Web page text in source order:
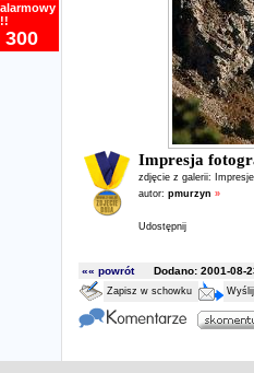
300
Impresja
zdjęcie z galerii:
autor: pmurzyn »
Udostępnij
«« powrótDodano: 2001-08-
Zapisz w schowku